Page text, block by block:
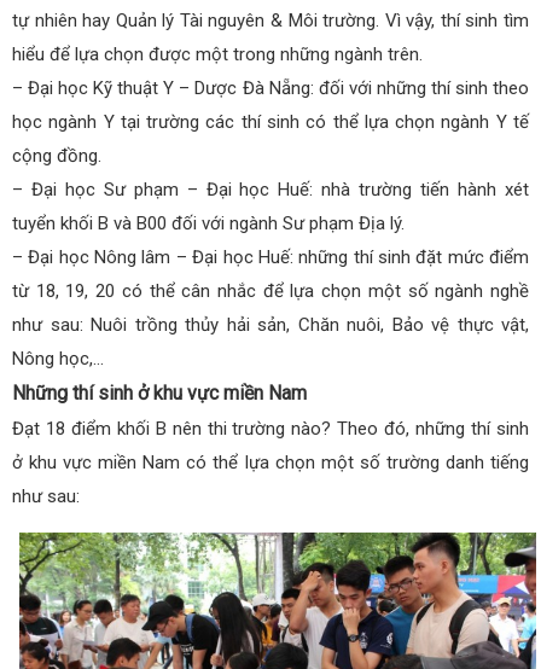
tự nhiên hay Quản lý Tài nguyên & Môi trường. Vì vậy, thí sinh tìm
hiểu để lựa chọn được một trong những ngành trên.
– Đại học Kỹ thuật Y – Dược Đà Nẵng: đối với những thí sinh theo
học ngành Y tại trường các thí sinh có thể lựa chọn ngành Y tế
cộng đồng.
– Đại học Sư phạm – Đại học Huế: nhà trường tiến hành xét
tuyển khối B và B00 đối với ngành Sư phạm Địa lý.
– Đại học Nông lâm – Đại học Huế: những thí sinh đặt mức điểm
từ 18, 19, 20 có thể cân nhắc để lựa chọn một số ngành nghề
như sau: Nuôi trồng thủy hải sản, Chăn nuôi, Bảo vệ thực vật,
Nông học,…
Những thí sinh ở khu vực miền Nam
Đạt 18 điểm khối B nên thi trường nào? Theo đó, những thí sinh
ở khu vực miền Nam có thể lựa chọn một số trường danh tiếng
như sau: